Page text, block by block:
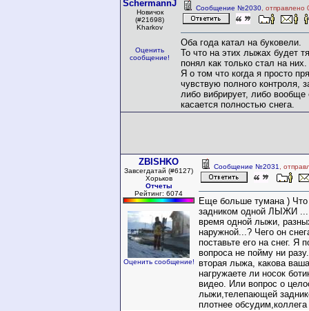
SchermannJ
Новичок
(#21698)
Kharkov
Оценить
сообщение!
Сообщение №2030 ,
Оба года катал на буковели.
То что на этих лыжах будет
понял как только стал на них.
Я о том что когда я просто
чувствую полного контроля,
либо вибрирует, либо вообще
касается полностью снега.
ZBISHKO
Завсегдатай (#6127)
Хорьков
Отчеты
Рейтинг: 6074
Оценить сообщение!
Сообщение №2031 ,
Еще больше тумана )
задником одной ЛЫЖИ ...
время одной лыжи,
наружной...? Чего он
поставьте его на снег. Я
вопроса не пойму ни
вторая лыжа, какова
нагружаете ли носок
видео. Или вопрос о
лыжи,телепающей
плотнее